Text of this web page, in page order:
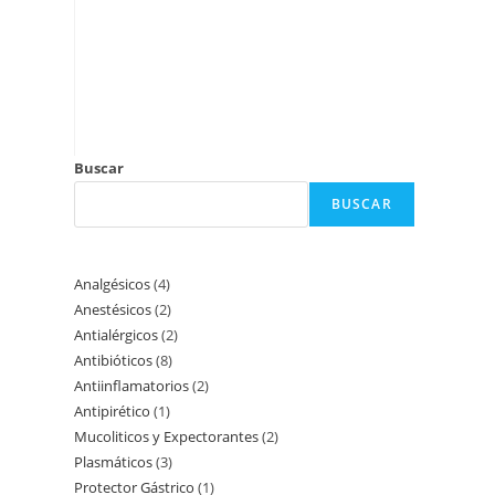
Buscar
BUSCAR
Analgésicos 4
Anestésicos 2
Antialérgicos 2
Antibióticos 8
Antiinflamatorios 2
Antipirético 1
Mucoliticos y Expectorantes 2
Plasmáticos 3
Protector Gástrico 1